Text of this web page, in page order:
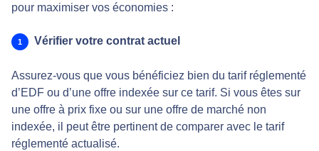
pour maximiser vos économies :
Vérifier votre contrat actuel
Assurez-vous que vous bénéficiez bien du tarif réglementé
d’EDF ou d’une offre indexée sur ce tarif. Si vous êtes sur
une offre à prix fixe ou sur une offre de marché non
indexée, il peut être pertinent de comparer avec le tarif
réglementé actualisé.